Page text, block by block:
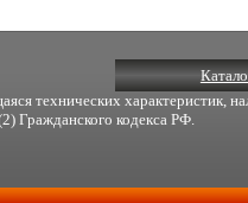
технических характеристик,
Гражданского кодекса РФ.